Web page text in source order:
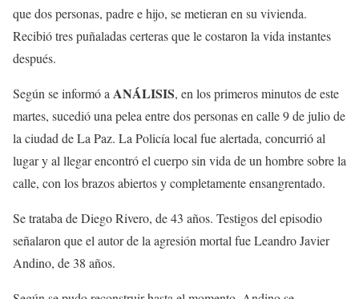
que dos personas, padre e hijo, se metieran en su vivienda.
Recibió tres puñaladas certeras que le costaron la vida instantes
después.
Según se informó a ANÁLISIS, en los primeros minutos de este
martes, sucedió una pelea entre dos personas en calle 9 de julio de
la ciudad de La Paz. La Policía local fue alertada, concurrió al
lugar y al llegar encontró el cuerpo sin vida de un hombre sobre la
calle, con los brazos abiertos y completamente ensangrentado.
Se trataba de Diego Rivero, de 43 años. Testigos del episodio
señalaron que el autor de la agresión mortal fue Leandro Javier
Andino, de 38 años.